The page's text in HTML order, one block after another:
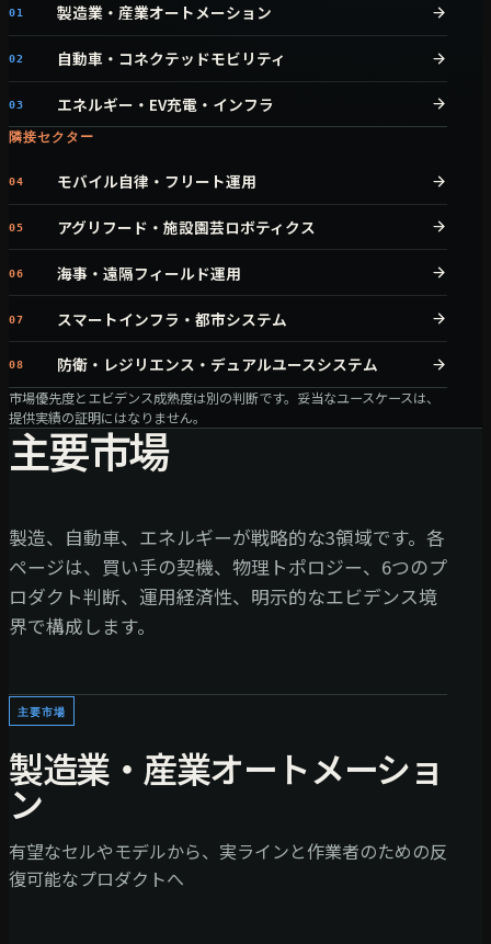
01 製造業・産業オートメーション
02 自動車・コネクテッドモビリティ
03 エネルギー・EV充電・インフラ
隣接セクター
04 モバイル自律・フリート運用
05 アグリフード・施設園芸ロボティクス
06 海事・遠隔フィールド運用
07 スマートインフラ・都市システム
08 防衛・レジリエンス・デュアルユースシステム
市場優先度とエビデンス成熟度は別の判断です。妥当なユースケースは、
提供実績の証明にはなりません。
主要市場
製造、自動車、エネルギーが戦略的な3領域です。各
ページは、買い手の契機、物理トポロジー、6つのプ
ロダクト判断、運用経済性、明示的なエビデンス境
界で構成します。
主要市場
製造業・産業オートメーショ
ン
有望なセルやモデルから、実ラインと作業者のための反
復可能なプロダクトへ